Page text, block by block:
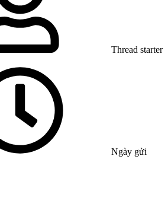
Thread starter
Ngày gửi